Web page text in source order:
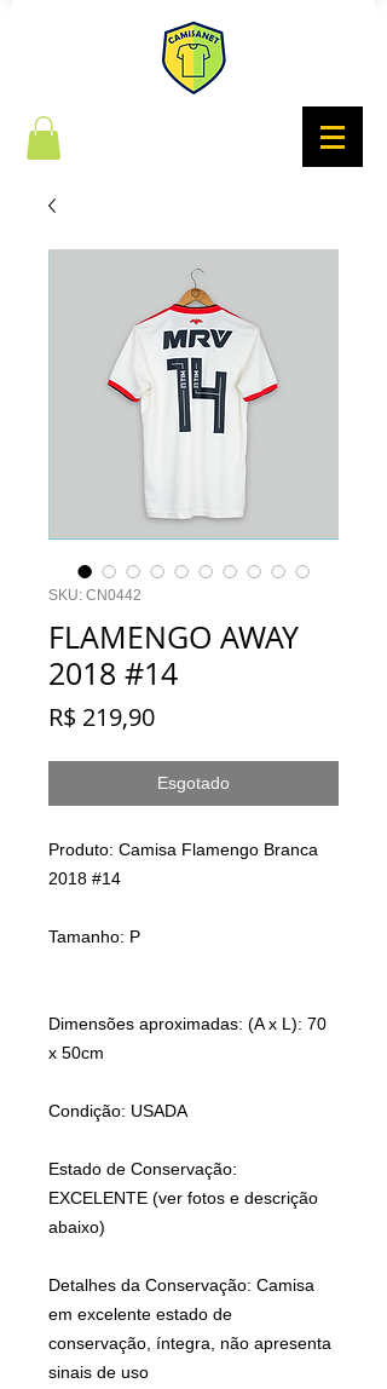
SKU: CN0442
FLAMENGO AWAY
2018 #14
R$ 219,90Preço
Esgotado
Produto: Camisa Flamengo Branca
2018 #14
Tamanho: P
Dimensões aproximadas: (A x L): 70
x 50cm
Condição: USADA
Estado de Conservação:
EXCELENTE (ver fotos e descrição
abaixo)
Detalhes da Conservação: Camisa
em excelente estado de
conservação, íntegra, não apresenta
sinais de uso